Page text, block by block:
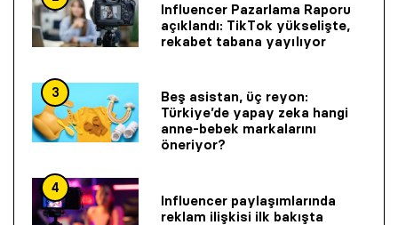
Influencer Pazarlama Raporu
açıklandı: TikTok yükselişte,
rekabet tabana yayılıyor
3
Beş asistan, üç reyon:
Türkiye’de yapay zeka hangi
anne-bebek markalarını
öneriyor?
4
Influencer paylaşımlarında
reklam ilişkisi ilk bakışta